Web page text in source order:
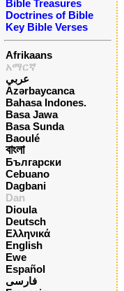
Bible Treasures
Doctrines of Bible
Key Bible Verses
Afrikaans
አማርኛ
عربي
Azərbaycanca
Bahasa Indones.
Basa Jawa
Basa Sunda
Baoulé
বাংলা
Български
Cebuano
Dagbani
Dan
Dioula
Deutsch
Ελληνικά
English
Ewe
Español
فارسی